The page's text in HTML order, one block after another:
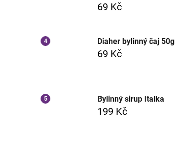
69 Kč
Diaher bylinný čaj 50g
69 Kč
Bylinný sirup Italka
199 Kč